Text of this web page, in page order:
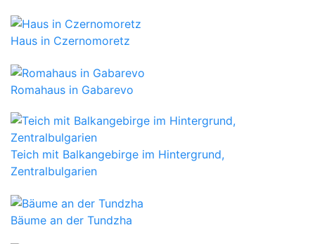
Haus in Czernomoretz
Romahaus in Gabarevo
Teich mit Balkangebirge im Hintergrund,
Zentralbulgarien
Bäume an der Tundzha